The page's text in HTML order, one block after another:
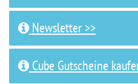
Newsletter >>
Cube Gutscheine